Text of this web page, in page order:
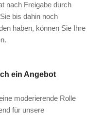
nach Freigabe durch
bis dahin noch
haben, können Sie Ihre
ein Angebot
moderierende Rolle
für unsere